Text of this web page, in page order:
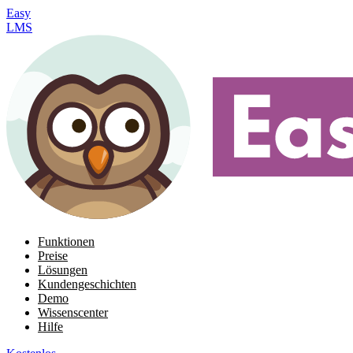
Easy
LMS
Funktionen
Preise
Lösungen
Kundengeschichten
Demo
Wissenscenter
Hilfe